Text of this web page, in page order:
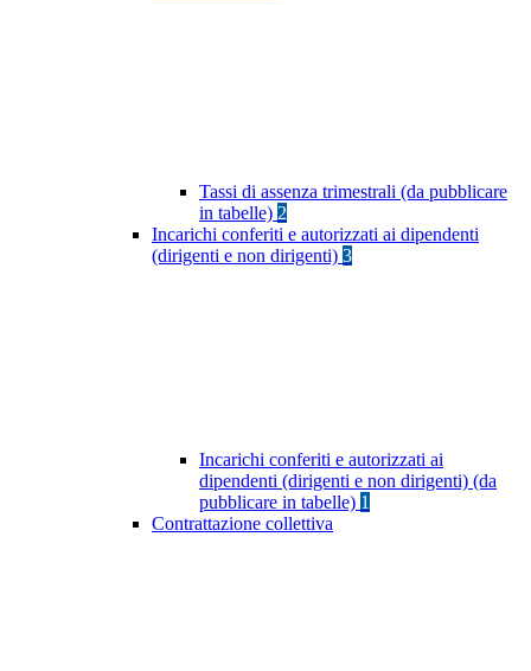
Tassi di assenza trimestrali (da pubblicare
in tabelle) 2
Incarichi conferiti e autorizzati ai dipendenti
(dirigenti e non dirigenti) 3
Incarichi conferiti e autorizzati ai
dipendenti (dirigenti e non dirigenti) (da
pubblicare in tabelle) 1
Contrattazione collettiva